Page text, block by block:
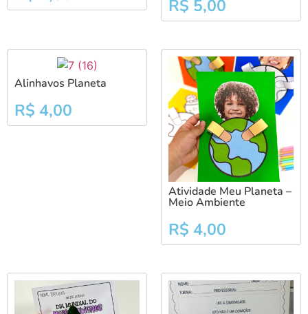
R$ 5,00
Alinhavos Planeta
R$ 4,00
Atividade Meu Planeta –
Meio Ambiente
R$ 4,00